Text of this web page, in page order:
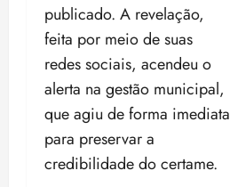
publicado. A revelação,
feita por meio de suas
redes sociais, acendeu o
alerta na gestão municipal,
que agiu de forma imediata
para preservar a
credibilidade do certame.